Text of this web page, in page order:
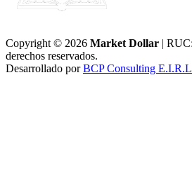
Copyright © 2026 Market Dollar |
derechos reservados.
Desarrollado porBCP Consulting